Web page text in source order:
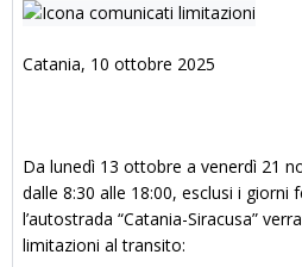
Catania, 10 ottobre 2025
Da lunedì 13 ottobre a venerdì 21
dalle 8:30 alle 18:00, esclusi i giorni
l’autostrada “Catania-Siracusa”
limitazioni al transito: